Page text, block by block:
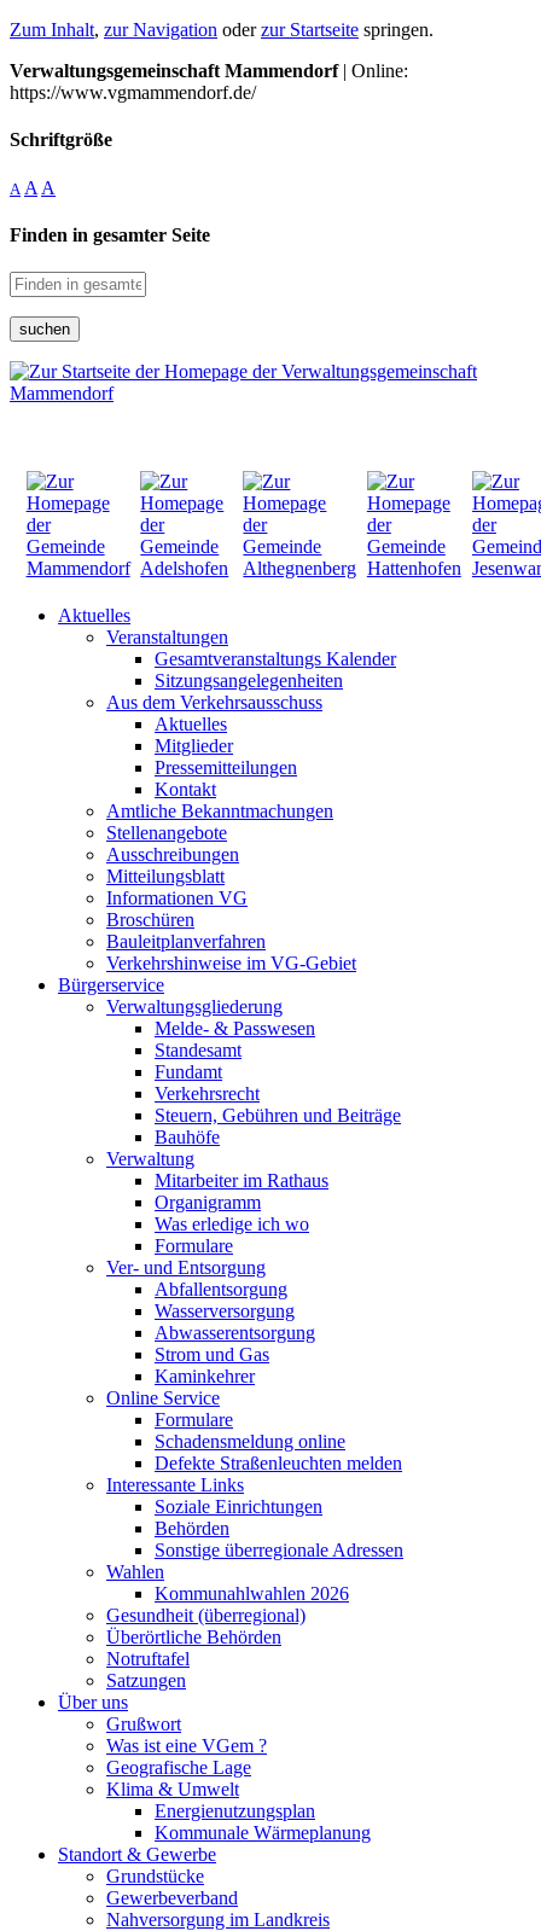
Zum Inhalt, zur Navigation oderzur Startseite springen.
Verwaltungsgemeinschaft Mammendorf| Online:
https://www.vgmammendorf.de/
Schriftgröße
A A A
Finden in gesamter Seite
suchen
Aktuelles
Veranstaltungen
Gesamtveranstaltungs Kalender
Sitzungsangelegenheiten
Aus dem Verkehrsausschuss
Aktuelles
Mitglieder
Pressemitteilungen
Kontakt
Amtliche Bekanntmachungen
Stellenangebote
Ausschreibungen
Mitteilungsblatt
Informationen VG
Broschüren
Bauleitplanverfahren
Verkehrshinweise im VG-Gebiet
Bürgerservice
Verwaltungsgliederung
Melde- & Passwesen
Standesamt
Fundamt
Verkehrsrecht
Steuern, Gebühren und Beiträge
Bauhöfe
Verwaltung
Mitarbeiter im Rathaus
Organigramm
Was erledige ich wo
Formulare
Ver- und Entsorgung
Abfallentsorgung
Wasserversorgung
Abwasserentsorgung
Strom und Gas
Kaminkehrer
Online Service
Formulare
Schadensmeldung online
Defekte Straßenleuchten melden
Interessante Links
Soziale Einrichtungen
Behörden
Sonstige überregionale Adressen
Wahlen
Kommunahlwahlen 2026
Gesundheit (überregional)
Überörtliche Behörden
Notruftafel
Satzungen
Über uns
Grußwort
Was ist eine VGem ?
Geografische Lage
Klima & Umwelt
Energienutzungsplan
Kommunale Wärmeplanung
Standort & Gewerbe
Grundstücke
Gewerbeverband
Nahversorgung im Landkreis